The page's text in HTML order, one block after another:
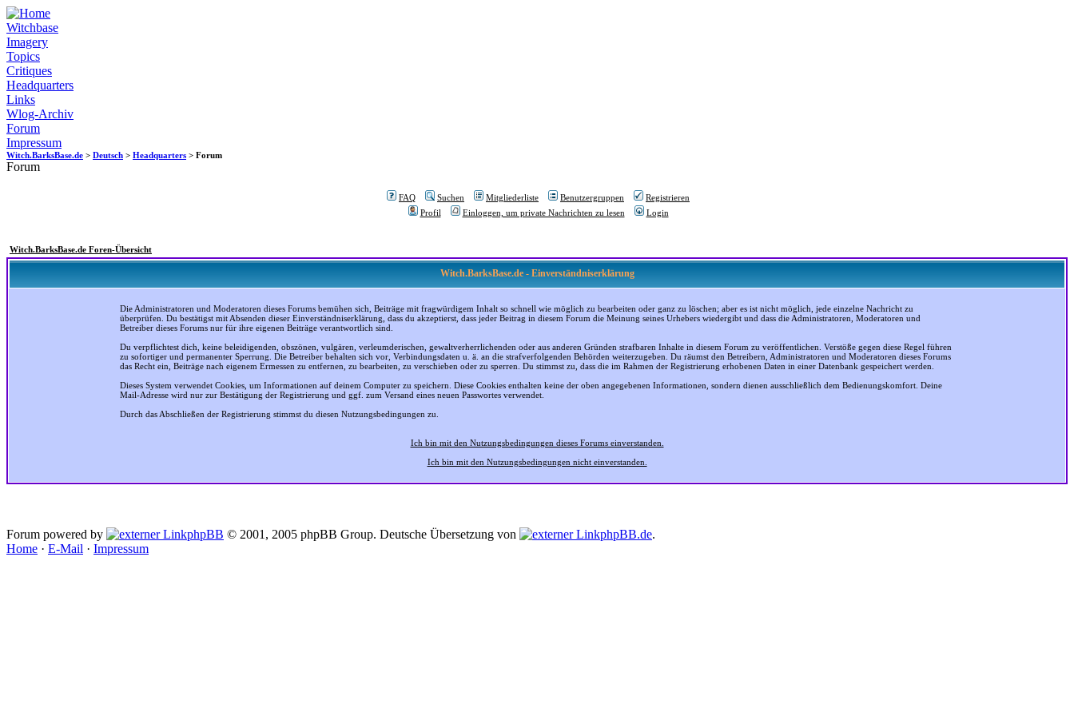
Witchbase
Imagery
Topics
Critiques
Headquarters
Links
Wlog-Archiv
Forum
Impressum
Witch.BarksBase.de > Deutsch > Headquarters > Forum
Forum
FAQ Suchen Mitgliederliste Benutzergruppen
Registrieren
Profil
Einloggen, um private Nachrichten zu lesen Login
Witch.BarksBase.de Foren-Übersicht
Witch.BarksBase.de - Einverständniserklärung
Die Administratoren und Moderatoren dieses Forums bemühen sich, Beiträge mit fragwürdigem Inhalt so schnell wie möglich zu bearbeiten oder ganz zu löschen; aber es ist nicht möglich, jede einzelne Nachricht zu
überprüfen. Du bestätigst mit Absenden dieser Einverständniserklärung, dass du akzeptierst, dass jeder Beitrag in diesem Forum die Meinung seines Urhebers wiedergibt und dass die Administratoren, Moderatoren und
Betreiber dieses Forums nur für ihre eigenen Beiträge verantwortlich sind.
Du verpflichtest dich, keine beleidigenden, obszönen, vulgären, verleumderischen, gewaltverherrlichenden oder aus anderen Gründen strafbaren Inhalte in diesem Forum zu veröffentlichen. Verstöße gegen diese Regel führen
zu sofortiger und permanenter Sperrung. Die Betreiber behalten sich vor, Verbindungsdaten u. ä. an die strafverfolgenden Behörden weiterzugeben. Du räumst den Betreibern, Administratoren und Moderatoren dieses Forums
das Recht ein, Beiträge nach eigenem Ermessen zu entfernen, zu bearbeiten, zu verschieben oder zu sperren. Du stimmst zu, dass die im Rahmen der Registrierung erhobenen Daten in einer Datenbank gespeichert werden.
Dieses System verwendet Cookies, um Informationen auf deinem Computer zu speichern. Diese Cookies enthalten keine der oben angegebenen Informationen, sondern dienen ausschließlich dem Bedienungskomfort. Deine
Mail-Adresse wird nur zur Bestätigung der Registrierung und ggf. zum Versand eines neuen Passwortes verwendet.
Durch das Abschließen der Registrierung stimmst du diesen Nutzungsbedingungen zu.
Ich bin mit den Nutzungsbedingungen dieses Forums einverstanden.
Ich bin mit den Nutzungsbedingungen nicht einverstanden.
Forum powered by phpBB © 2001, 2005 phpBB Group. Deutsche Übersetzung von phpBB.de.
Home · E-Mail · Impressum